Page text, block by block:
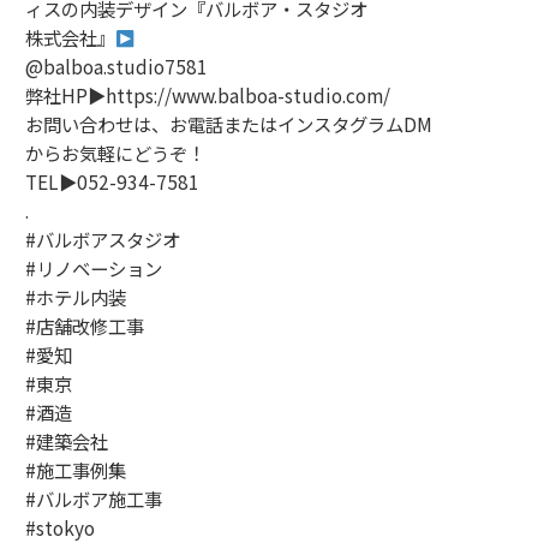
ィスの内装デザイン『バルボア・スタジオ
株式会社』
@balboa.studio7581
弊社HP▶︎https://www.balboa-studio.com/
お問い合わせは、お電話またはインスタグラムDM
からお気軽にどうぞ！
TEL▶︎052-934-7581
.
#バルボアスタジオ
#リノベーション
#ホテル内装
#店舗改修工事
#愛知
#東京
#酒造
#建築会社
#施工事例集
#バルボア施工事
#stokyo